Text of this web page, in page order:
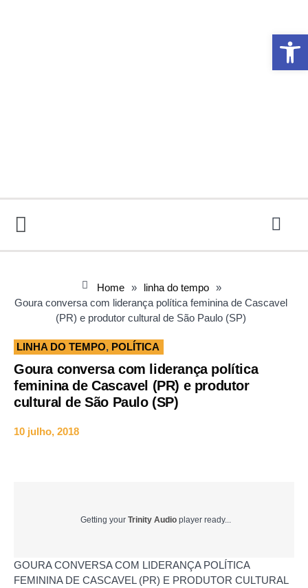
Abrir
Home » linha do tempo »
Goura conversa com liderança política feminina de Cascavel
(PR) e produtor cultural de São Paulo (SP)
LINHA DO TEMPO, POLÍTICA
Goura conversa com liderança política
feminina de Cascavel (PR) e produtor
cultural de São Paulo (SP)
10 julho, 2018
Getting your Trinity Audio player ready...
GOURA CONVERSA COM LIDERANÇA POLÍTICA
FEMININA DE CASCAVEL (PR) E PRODUTOR CULTURAL